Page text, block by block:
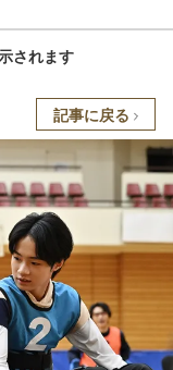
されます
記事に戻る